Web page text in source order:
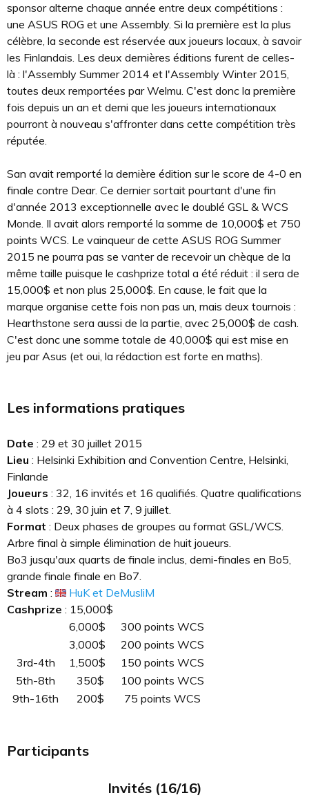
sponsor alterne chaque année entre deux compétitions :
une ASUS ROG et une Assembly. Si la première est la plus
célèbre, la seconde est réservée aux joueurs locaux, à savoir
les Finlandais. Les deux dernières éditions furent de celles-
là : l'Assembly Summer 2014 et l'Assembly Winter 2015,
toutes deux remportées par Welmu. C'est donc la première
fois depuis un an et demi que les joueurs internationaux
pourront à nouveau s'affronter dans cette compétition très
réputée.
San avait remporté la dernière édition sur le score de 4-0 en
finale contre Dear. Ce dernier sortait pourtant d'une fin
d'année 2013 exceptionnelle avec le doublé GSL & WCS
Monde. Il avait alors remporté la somme de 10,000$ et 750
points WCS. Le vainqueur de cette ASUS ROG Summer
2015 ne pourra pas se vanter de recevoir un chèque de la
même taille puisque le cashprize total a été réduit : il sera de
15,000$ et non plus 25,000$. En cause, le fait que la
marque organise cette fois non pas un, mais deux tournois :
Hearthstone sera aussi de la partie, avec 25,000$ de cash.
C'est donc une somme totale de 40,000$ qui est mise en
jeu par Asus (et oui, la rédaction est forte en maths).
Les informations pratiques
Date : 29 et 30 juillet 2015
Lieu : Helsinki Exhibition and Convention Centre, Helsinki,
Finlande
Joueurs : 32, 16 invités et 16 qualifiés. Quatre qualifications
à 4 slots : 29, 30 juin et 7, 9 juillet.
Format : Deux phases de groupes au format GSL/WCS.
Arbre final à simple élimination de huit joueurs.
Bo3 jusqu'aux quarts de finale inclus, demi-finales en Bo5,
grande finale finale en Bo7.
Stream :
HuK et DeMusliM
Cashprize : 15,000$
6,000$
300 points WCS
3,000$
200 points WCS
3rd-4th
1,500$
150 points WCS
5th-8th
350$
100 points WCS
9th-16th
200$ 75 points WCS
Participants
Invités (16/16)